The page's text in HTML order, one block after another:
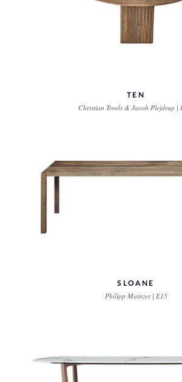
TEN
Christian Troels & Jacob Plejdrup |
SLOANE
Philipp Mainzer | E15